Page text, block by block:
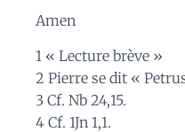
Amen
1 « Lecture brève »
2 Pierre se dit «
3 Cf. Nb 24,15.
4 Cf. 1Jn 1,1.